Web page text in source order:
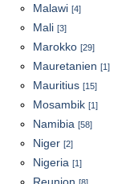
Malawi [4]
Mali [3]
Marokko [29]
Mauretanien [1]
Mauritius [15]
Mosambik [1]
Namibia [58]
Niger [2]
Nigeria [1]
Reunion